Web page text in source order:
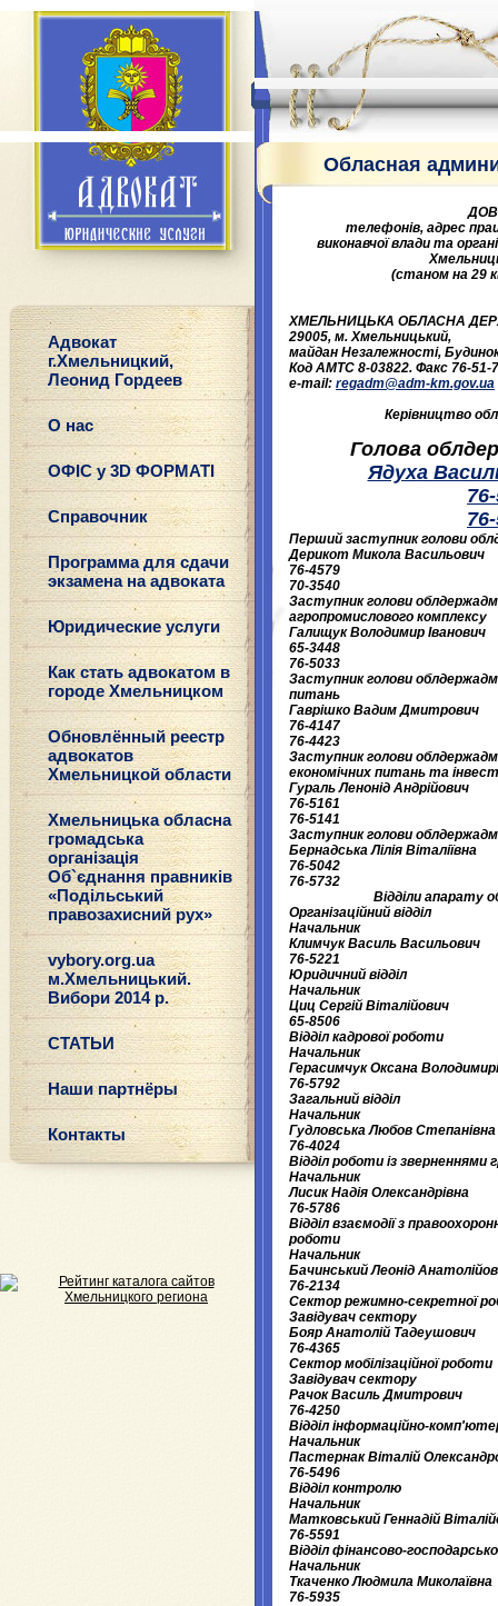
Адвокат
г.Хмельницкий,
Леонид Гордеев
О нас
ОФІС у 3D ФОРМАТІ
Справочник
Программа для сдачи
экзамена на адвоката
Юридические услуги
Как стать адвокатом в
городе Хмельницком
Обновлённый реестр
адвокатов
Хмельницкой области
Хмельницька обласна
громадська
організація
Об`єднання правників
«Подільський
правозахисний рух»
vybory.org.ua
м.Хмельницький.
Вибори 2014 р.
СТАТЬИ
Наши партнёры
Контакты
Обласная
телефонів, адрес
виконавчої влади та
(станом на 29
ХМЕЛЬНИЦЬКА ОБЛАСНА
29005, м. Хмельницький,
майдан Незалежності,
Код АМТС 8-03822. Факс 76-51-
e-mail: regadm@adm-km.gov.ua
Керівництво
Голова
Ядуха
Перший заступник голови
Дерикот Микола Васильович
76-4579
70-3540
Заступник голови
агропромислового комплексу
Галищук Володимир Іванович
65-3448
76-5033
Заступник голови
питань
Гаврішко Вадим Дмитрович
76-4147
76-4423
Заступник голови
економічних питань та
Гураль Ленонід Андрійович
76-5161
76-5141
Заступник голови
Бернадська Лілія Віталіївна
76-5042
76-5732
Відділи апарату
Організаційний відділ
Начальник
Климчук Василь Васильович
76-5221
Юридичний відділ
Начальник
Циц Сергій Віталійович
65-8506
Відділ кадрової роботи
Начальник
Герасимчук Оксана
76-5792
Загальний відділ
Начальник
Гудловська Любов Степанівна
76-4024
Відділ роботи із зверненнями
Начальник
Лисик Надія Олександрівна
76-5786
Відділ взаємодії з
роботи
Начальник
Бачинський Леонід
76-2134
Сектор режимно-секретної
Завідувач сектору
Бояр Анатолій Тадеушович
76-4365
Сектор мобілізаційної роботи
Завідувач сектору
Рачок Василь Дмитрович
76-4250
Відділ інформаційно-
Начальник
Пастернак Віталій
76-5496
Відділ контролю
Начальник
Матковський Геннадій
76-5591
Відділ фінансово-
Начальник
Ткаченко Людмила Миколаївна
76-5935